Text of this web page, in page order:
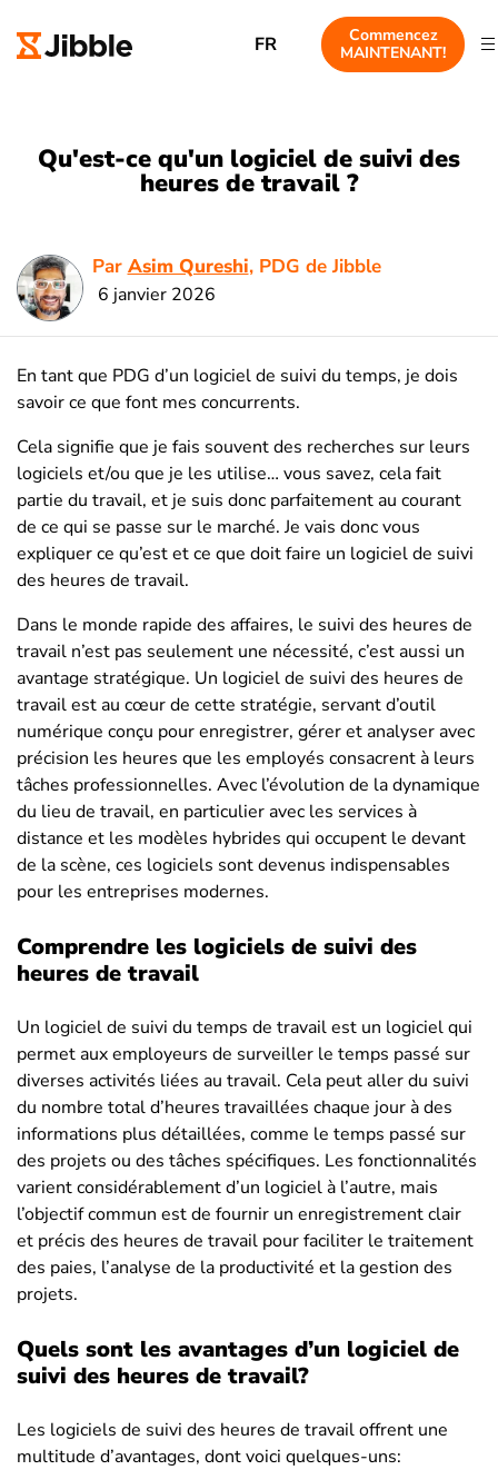
FR
Commencez
MAINTENANT!
Qu'est-ce qu'un logiciel de suivi des
heures de travail ?
Par Asim Qureshi, PDG de Jibble
6 janvier 2026
En tant que PDG d’un logiciel de suivi du temps, je dois
savoir ce que font mes concurrents.
Cela signifie que je fais souvent des recherches sur leurs
logiciels et/ou que je les utilise… vous savez, cela fait
partie du travail, et je suis donc parfaitement au courant
de ce qui se passe sur le marché. Je vais donc vous
expliquer ce qu’est et ce que doit faire un logiciel de suivi
des heures de travail.
Dans le monde rapide des affaires, le suivi des heures de
travail n’est pas seulement une nécessité, c’est aussi un
avantage stratégique. Un logiciel de suivi des heures de
travail est au cœur de cette stratégie, servant d’outil
numérique conçu pour enregistrer, gérer et analyser avec
précision les heures que les employés consacrent à leurs
tâches professionnelles. Avec l’évolution de la dynamique
du lieu de travail, en particulier avec les services à
distance et les modèles hybrides qui occupent le devant
de la scène, ces logiciels sont devenus indispensables
pour les entreprises modernes.
Comprendre les logiciels de suivi des
heures de travail
Un logiciel de suivi du temps de travail est un logiciel qui
permet aux employeurs de surveiller le temps passé sur
diverses activités liées au travail. Cela peut aller du suivi
du nombre total d’heures travaillées chaque jour à des
informations plus détaillées, comme le temps passé sur
des projets ou des tâches spécifiques. Les fonctionnalités
varient considérablement d’un logiciel à l’autre, mais
l’objectif commun est de fournir un enregistrement clair
et précis des heures de travail pour faciliter le traitement
des paies, l’analyse de la productivité et la gestion des
projets.
Quels sont les avantages d’un logiciel de
suivi des heures de travail?
Les logiciels de suivi des heures de travail offrent une
multitude d’avantages, dont voici quelques-uns: